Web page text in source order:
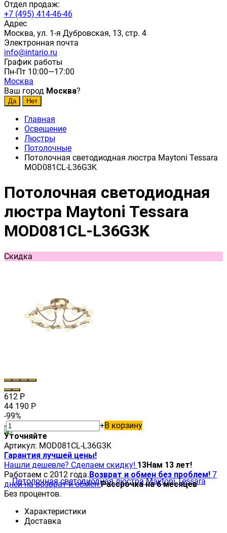
Отдел продаж:
+7 (495) 414-46-46
Адрес
Москва, ул. 1-я Дубровская, 13, стр. 4
Электронная почта
info@intario.ru
График работы
Пн-Пт 10:00—17:00
Москва
Ваш город Москва?
Главная
Освещение
Люстры
Потолочные
Потолочная светодиодная люстра Maytoni Tessara
MOD081CL-L36G3K
Потолочная светодиодная
люстра Maytoni Tessara
MOD081CL-L36G3K
Скидка
612 Р
44 190 Р
-99%
-
+В корзину
Уточняйте
Артикул: MOD081CL-L36G3K
Гарантия лучшей цены!
Нашли дешевле? Сделаем скидку! 13Нам 13 лет!
Работаем с 2012 года.Возврат и обмен без проблем! 7
дней на возврат и обмен.Рассрочка на 6 месяцев
Без процентов.
Характеристики
Доставка